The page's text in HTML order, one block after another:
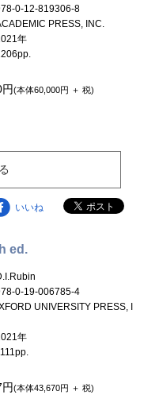
0-12-819306-8
PRESS, INC.
年
円(本体60,000円 ＋ 税)
いいね
ed.
0-19-006785-4
UNIVERSITY PRESS, I
年
円(本体43,670円 ＋ 税)